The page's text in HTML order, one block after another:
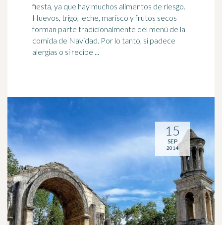
fiesta, ya que hay muchos alimentos de riesgo.
Huevos, trigo, leche, marisco y frutos secos
forman parte tradicionalmente del menú de la
comida de Navidad. Por lo tanto, si padece
alergias o si recibe ...
15
SEP
2014